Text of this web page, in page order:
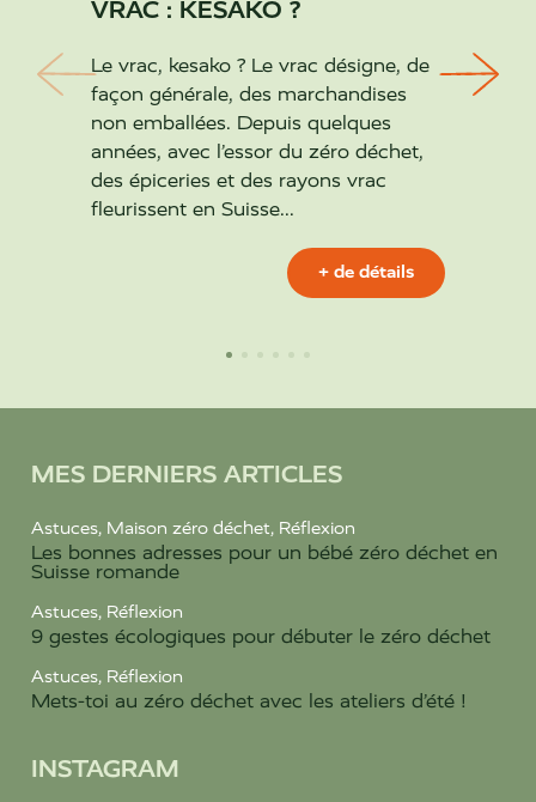
VRAC : KESAKO ?
Le vrac, kesako ? Le vrac désigne, de
façon générale, des marchandises
non emballées. Depuis quelques
années, avec l’essor du zéro déchet,
des épiceries et des rayons vrac
fleurissent en Suisse...
+ de détails
MES DERNIERS ARTICLES
Astuces, Maison zéro déchet, Réflexion
Les bonnes adresses pour un bébé zéro déchet en
Suisse romande
Astuces, Réflexion
9 gestes écologiques pour débuter le zéro déchet
Astuces, Réflexion
Mets-toi au zéro déchet avec les ateliers d’été !
INSTAGRAM